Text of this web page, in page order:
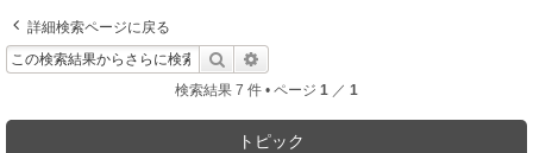
詳細検索ページに戻る
検索
検索結果 7 件 • ページ 1 ／ 1
トピック